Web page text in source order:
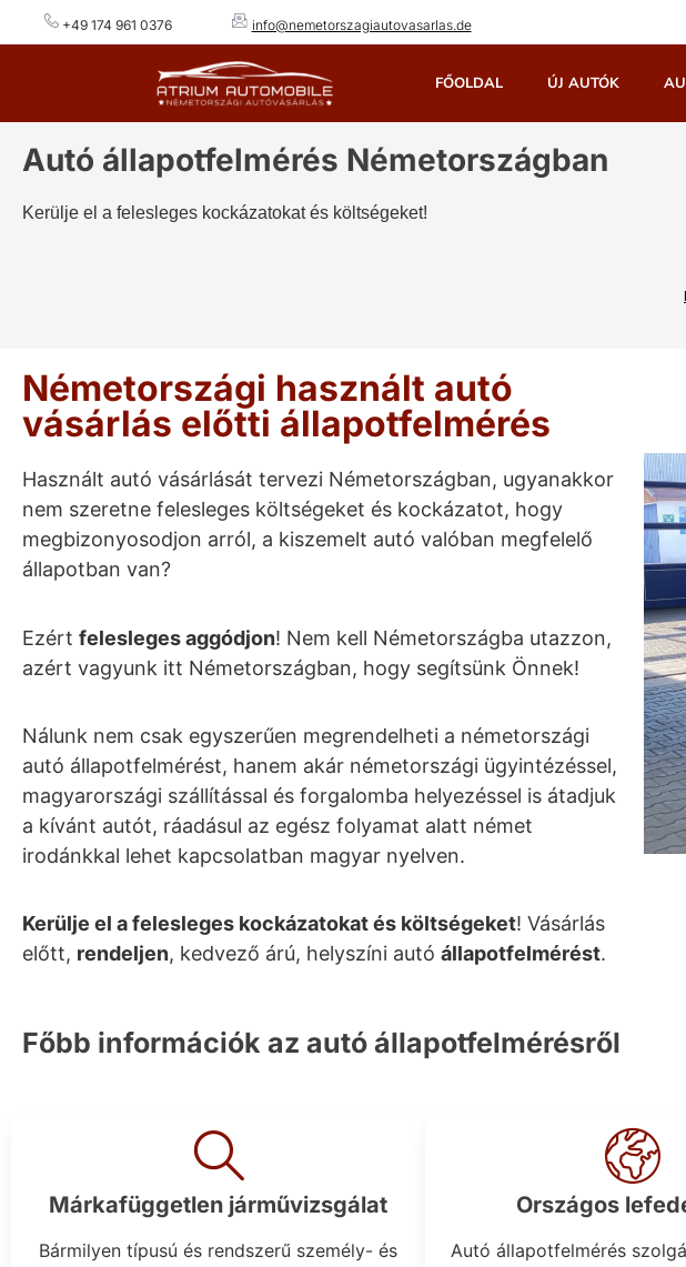
+49 174 961 0376 info@nemetorszagiautovasarlas.de
FŐOLDAL ÚJ AUTÓK
Autó állapotfelmérés Németországban
Kerülje el a felesleges kockázatokat és költségeket!
Németországi használt autó
vásárlás előtti állapotfelmérés
Használt autó vásárlását tervezi Németországban, ugyanakkor
nem szeretne felesleges költségeket és kockázatot, hogy
megbizonyosodjon arról, a kiszemelt autó valóban megfelelő
állapotban van?
Ezért felesleges aggódjon! Nem kell Németországba utazzon,
azért vagyunk itt Németországban, hogy segítsünk Önnek!
Nálunk nem csak egyszerűen megrendelheti a németországi
autó állapotfelmérést, hanem akár németországi ügyintézéssel,
magyarországi szállítással és forgalomba helyezéssel is átadjuk
a kívánt autót, ráadásul az egész folyamat alatt német
irodánkkal lehet kapcsolatban magyar nyelven.
Kerülje el a felesleges kockázatokat és költségeket! Vásárlás
előtt, rendeljen, kedvező árú, helyszíni autó állapotfelmérést.
Főbb információk az autó állapotfelmérésről
Márkafüggetlen járművizsgálat
Bármilyen típusú és rendszerű személy- és
Országos
Autó állapotfelmérés